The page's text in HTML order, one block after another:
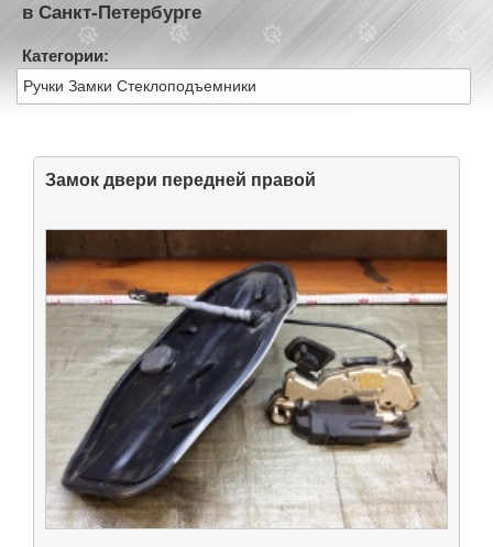
в Санкт-Петербурге
Категории:
Ручки Замки Стеклоподъемники
Замок двери передней правой